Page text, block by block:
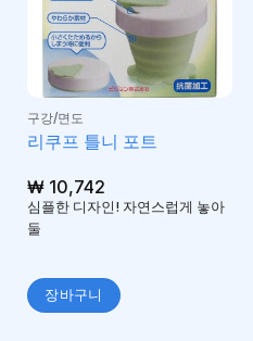
구강/면도
리쿠프 틀니 포트
₩10,742
심플한 디자인! 자연스럽게 놓아
둘
장바구니